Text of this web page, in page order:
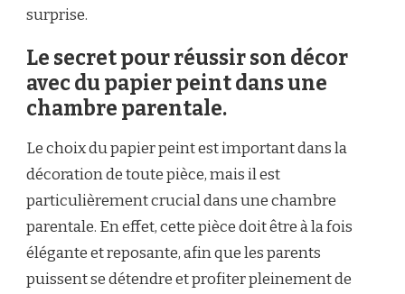
surprise.
Le secret pour réussir son décor
avec du papier peint dans une
chambre parentale.
Le choix du papier peint est important dans la
décoration de toute pièce, mais il est
particulièrement crucial dans une chambre
parentale. En effet, cette pièce doit être à la fois
élégante et reposante, afin que les parents
puissent se détendre et profiter pleinement de